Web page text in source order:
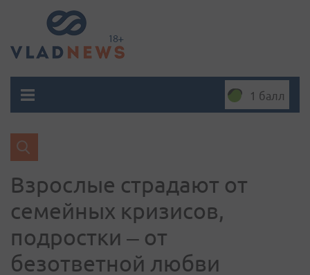
1 балл
Взрослые страдают от
семейных кризисов,
подростки – от
безответной любви